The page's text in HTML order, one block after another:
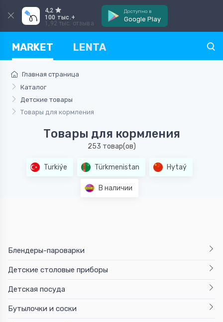
4,2
100 тыс.+
1,92 тыс. отзыва
Доступно в
Google Play
MARKET LENTA
Главная страница
Каталог
Детские товары
Товары для кормления
Товары для кормления
253 товар(ов)
Turkiýe Türkmenistan Hytaý
В наличии
Блендеры-пароварки
Детские столовые приборы
Детская посуда
Бутылочки и соски